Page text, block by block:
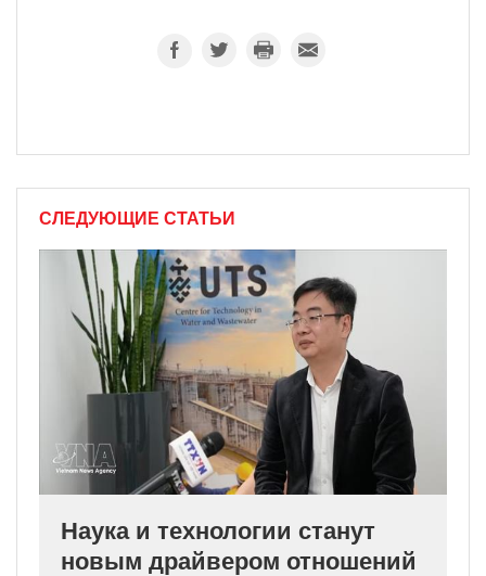
СЛЕДУЮЩИЕ СТАТЬИ
Наука и технологии станут
новым драйвером отношений